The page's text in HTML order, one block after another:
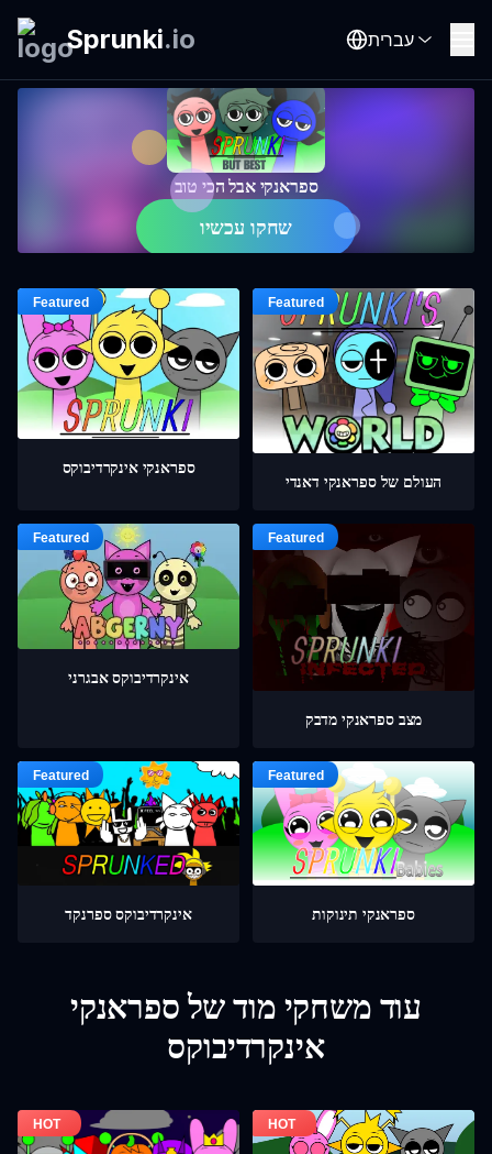
Sprunki.io עברית
ספראנקי אבל הכי טוב
שחקו עכשיו
ספראנקי אינקרדיבוקס
העולם של ספראנקי דאנדי
אינקרדיבוקס אבגרני
מצב ספראנקי מדבק
אינקרדיבוקס ספרנקד ספראנקי תינוקות
עוד משחקי מוד של ספראנקי
אינקרדיבוקס